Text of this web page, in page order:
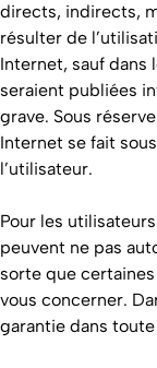
directs, indirects,
résulter de
Internet, sauf dans
seraient publiées
grave. Sous
Internet se fait
l’utilisateur.
Pour les
peuvent ne pas
sorte que
vous concerner.
garantie dans